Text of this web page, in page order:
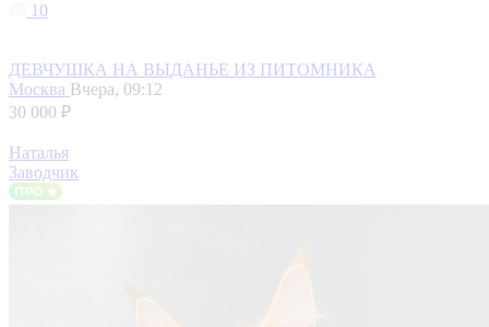
10
ДЕВЧУШКА НА ВЫДАНЬЕ ИЗ ПИТОМНИКА
Москва Вчера, 09:12
30 000 ₽
Наталья
Заводчик